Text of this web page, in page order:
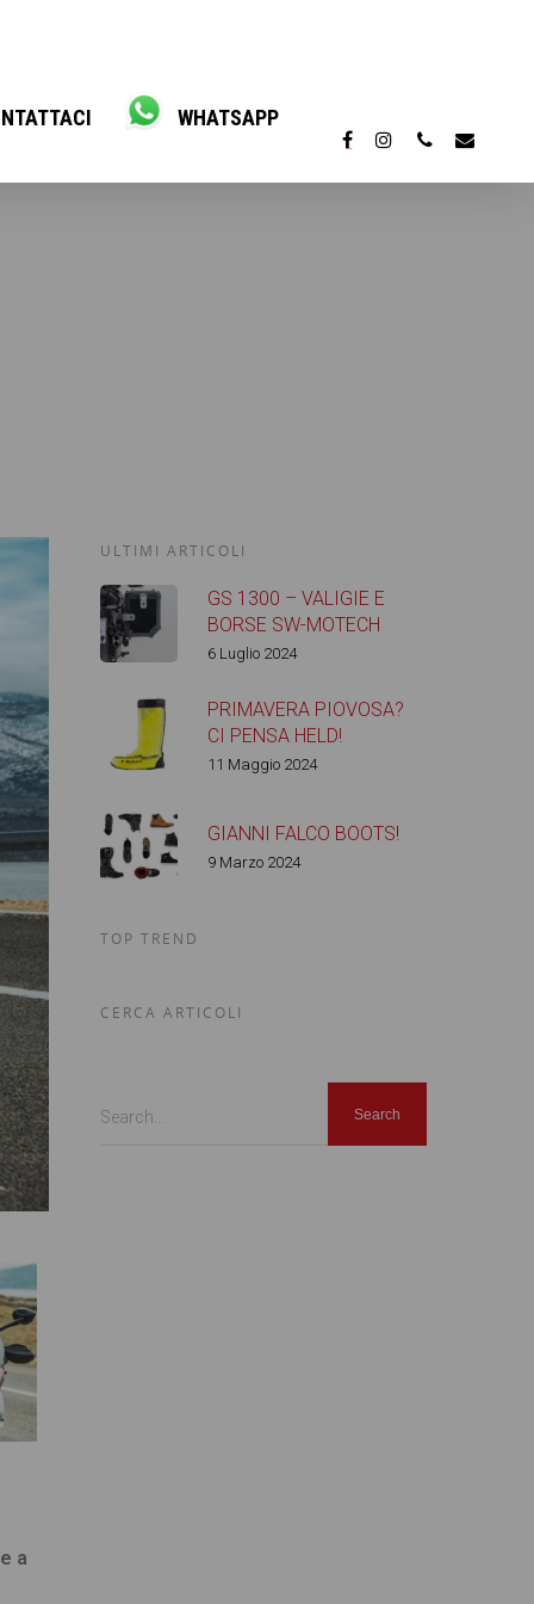
WHATSAPP
a
ULTIMI ARTICOLI
GS 1300 – VALIGIE E
BORSE SW-MOTECH
6 Luglio 2024
PRIMAVERA PIOVOSA?
CI PENSA HELD!
11 Maggio 2024
GIANNI FALCO BOOTS!
9 Marzo 2024
TOP TREND
CERCA ARTICOLI
Search...